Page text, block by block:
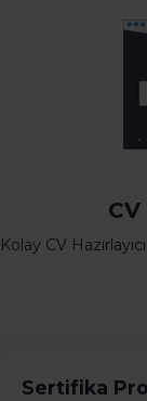
Kolay CV
Sertifika